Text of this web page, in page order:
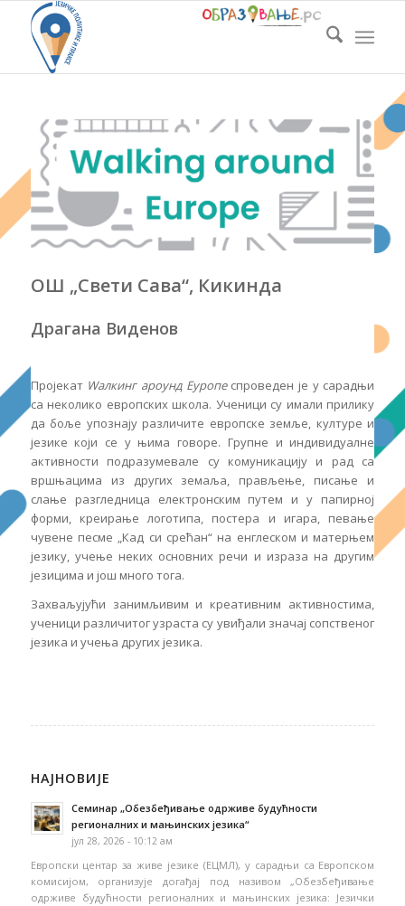
ОШ „Свети Сава“, Кикинда
Драгана Виденов
Пројекат Wалкинг ароунд Еуропеспроведен је у сарадњи
са неколико европских школа. Ученици су имали прилику
да боље упознају различите европске земље, културе и
језике који се у њима говоре. Групне и индивидуалне
активности подразумевале су комуникацију и рад са
вршњацима из других земаља, прављење, писање и
слање разгледница електронским путем и у папирној
форми, креирање логотипа, постера и игара, певање
чувене песме „Кад си срећан“ на енглеском и матерњем
језику, учење неких основних речи и израза на другим
језицима и још много тога.
Захваљујући занимљивим и креативним активностима,
ученици различитог узраста су увиђали значај сопственог
језика и учења других језика.
НАЈНОВИЈЕ
Семинар „Обезбеђивање одрживе будућности
регионалних и мањинских језика“
јул 28, 2026 - 10:12 ам
Европски центар за живе језике (ЕЦМЛ), у сарадњи са Европском
комисијом, организује догађај под називом „Обезбеђивање
одрживе будућности регионалних и мањинских језика: Језички